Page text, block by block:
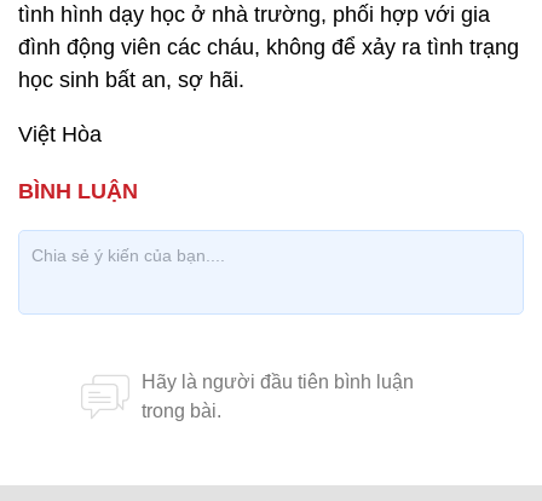
tình hình dạy học ở nhà trường, phối hợp với gia
đình động viên các cháu, không để xảy ra tình trạng
học sinh bất an, sợ hãi.
Việt Hòa